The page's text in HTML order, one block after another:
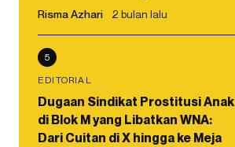
Risma Azhari 2 bulan lalu
5
EDITORIAL
Dugaan Sindikat Prostitusi Anak
di Blok M yang Libatkan WNA:
Dari Cuitan di X hingga ke Meja